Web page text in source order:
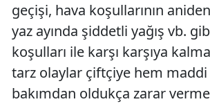
geçişi, hava koşullarının
yaz ayında şiddetli yağış vb.
koşulları ile karşı karşıya
tarz olaylar çiftçiye hem
bakımdan oldukça zarar